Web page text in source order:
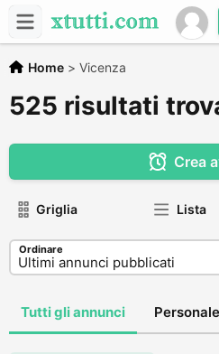
Home > Vicenza
525 risultati
Crea
Griglia Lista
Ordinare
Tutti gli annunci Personale